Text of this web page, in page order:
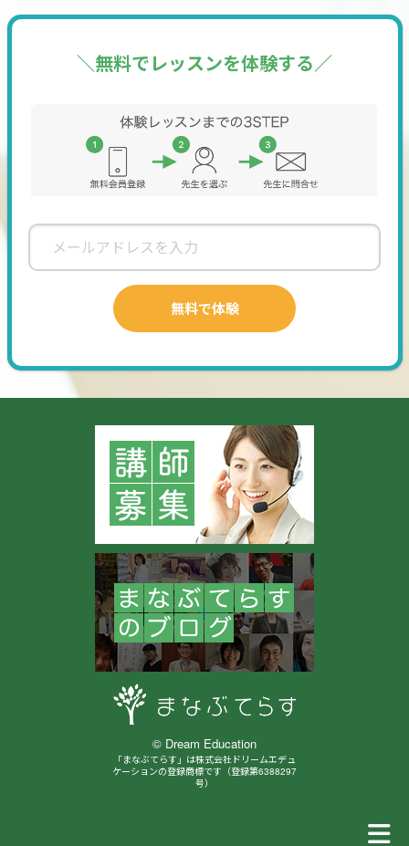
★ お手元に教材・プリントが無い方は、レッスン用・自主
Gmailアドレス宛に添付します。
【塾なし受験】中学～大学受験対策：最近は総合型入試要項
（学科免除）とされる学校が増えています。
検定試験受験目標＝日本商工会議所・日本珠算連盟主催の検
ていただきます。
算）目標を持った練習方法を指導しております。【レッスン
予約時間内】で実施しています。合格賞状発行。
自主練習～検定実施レッスン～ 単発・不定期レッスンもOK
★日本商工会議所検定（同等ランク級）を受験している方も
●発達障害・学習障害サポート～マンツーマン指導ですの
で、数字や計算・集中力 目で見てわかるそろばん学習を進
めていきます。
★ ★ ★ MY講座 【短期集中レッスン３回コース】
●集中して学べる内容になっておりますので、上達（内容重
視）の近道：好評です。
＼無料でレッスンを体験する／
© Dream Education
「まなぶてらす」は株式会社ドリームエデュ
ケーションの登録商標です（登録第6388297
号）